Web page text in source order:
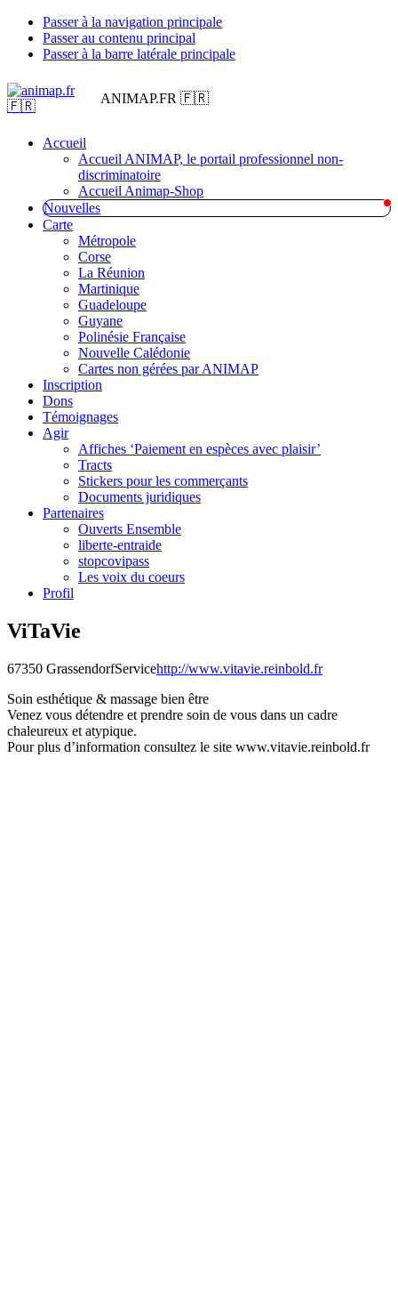
Passer à la navigation principale
Passer au contenu principal
Passer à la barre latérale principale
ANIMAP.FR 🇫🇷
Accueil
Accueil ANIMAP, le portail professionnel non-
discriminatoire
Accueil Animap-Shop
Nouvelles
Carte
Métropole
Corse
La Réunion
Martinique
Guadeloupe
Guyane
Polinésie Française
Nouvelle Calédonie
Cartes non gérées par ANIMAP
Inscription
Dons
Témoignages
Agir
Affiches ‘Paiement en espèces avec plaisir’
Tracts
Stickers pour les commerçants
Documents juridiques
Partenaires
Ouverts Ensemble
liberte-entraide
stopcovipass
Les voix du coeurs
Profil
ViTaVie
67350 GrassendorfServicehttp://www.vitavie.reinbold.fr
Soin esthétique & massage bien être
Venez vous détendre et prendre soin de vous dans un cadre
chaleureux et atypique.
Pour plus d’information consultez le site www.vitavie.reinbold.fr